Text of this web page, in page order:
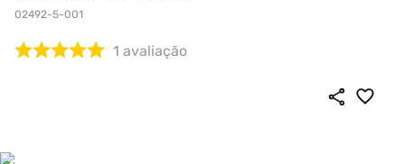
02492-5-001
1 avaliação